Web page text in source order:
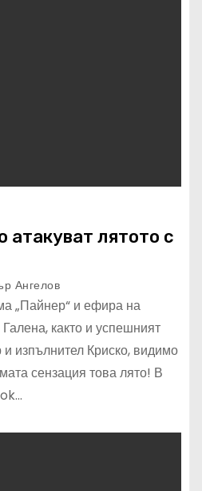
атакуват лятото с
Ангелов
„Пайнер“ и ефира на
както и успешният
и изпълнител Криско, видимо
сензация това лято! В